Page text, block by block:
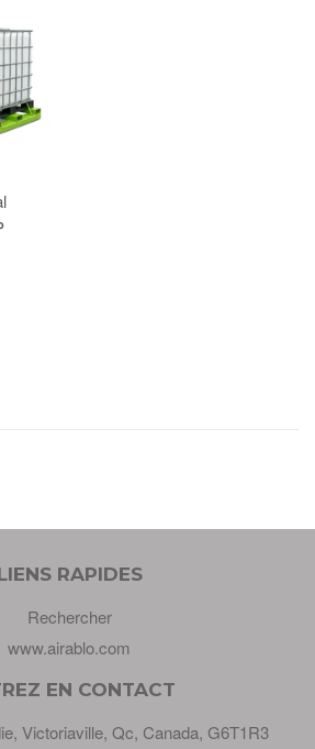
RAPIDES
Rechercher
www.airablo.com
EN CONTACT
Victoriaville, Qc, Canada, G6T1R3